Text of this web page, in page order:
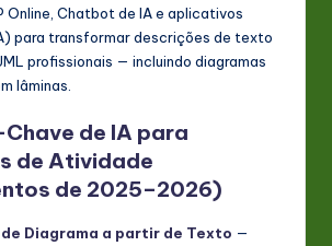
Online, Chatbot de IA e aplicativos
para transformar descrições de texto
profissionais — incluindo diagramas
lâminas.
de IA para
de Atividade
de 2025–2026)
Diagrama a partir de Texto —